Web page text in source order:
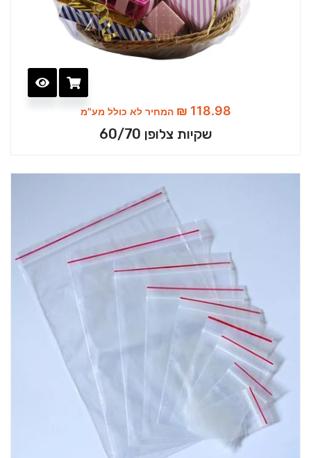
₪ 118.98 המחיר לא כולל מע"מ
שקיות צלופן 60/70